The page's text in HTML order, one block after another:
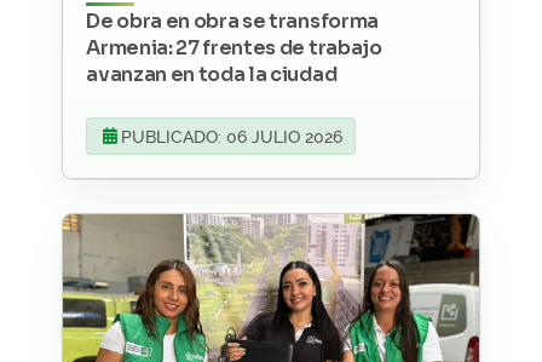
De obra en obra se transforma
Armenia: 27 frentes de trabajo
avanzan en toda la ciudad
PUBLICADO: 06 JULIO 2026